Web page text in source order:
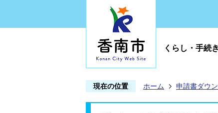
くらし・手続き
現在の位置 ホーム 申請書ダウ